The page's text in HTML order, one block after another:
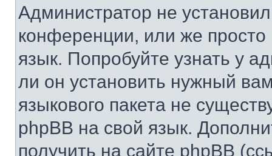
Администратор не
конференции, или же
язык. Попробуйте узнать у
ли он установить нужный
языкового пакета не
phpBB на свой язык.
получить на сайте phpBB